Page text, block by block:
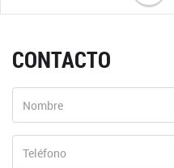
CONTACTO